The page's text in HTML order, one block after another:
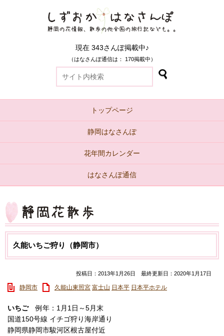
現在 343さんぽ掲載中♪
（はなさんぽ通信は： 170掲載中）
トップページ
静岡はなさんぽ
花年間カレンダー
はなさんぽ通信
久能いちご狩り（静岡市）
投稿日：2013年1月26日 最終更新日：2020年1月17日
静岡市 久能山東照宮 富士山 日本平 日本平ホテル
いちご例年：1月1日～5月末
国道150号線 イチゴ狩り海岸通り
静岡県静岡市駿河区根古屋付近